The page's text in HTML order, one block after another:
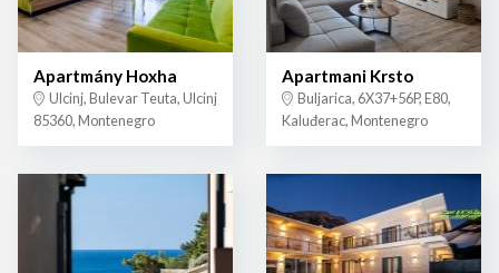
Apartmány Hoxha
Ulcinj, Bulevar Teuta, Ulcinj
85360, Montenegro
Apartmani Krsto
Buljarica, 6X37+56P, E80,
Kaluđerac, Montenegro